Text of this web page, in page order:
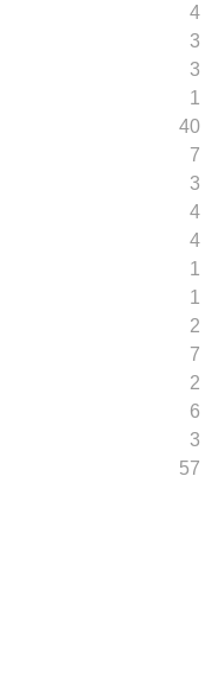
4
3
3
1
40
7
3
4
4
1
1
2
7
2
6
3
57